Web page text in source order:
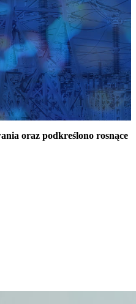
oraz podkreślono rosnące